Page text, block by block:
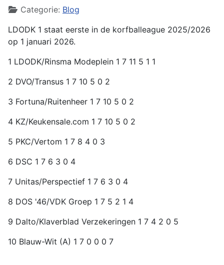
DetailsCategorie: Blog
LDODK 1 staat eerste in de korfballeague 2025/2026
op 1 januari 2026.
1 LDODK/Rinsma Modeplein 1 7 11 5 1 1
2 DVO/Transus 1 7 10 5 0 2
3 Fortuna/Ruitenheer 1 7 10 5 0 2
4 KZ/Keukensale.com 1 7 10 5 0 2
5 PKC/Vertom 1 7 8 4 0 3
6 DSC 1 7 6 3 0 4
7 Unitas/Perspectief 1 7 6 3 0 4
8 DOS '46/VDK Groep 1 7 5 2 1 4
9 Dalto/Klaverblad Verzekeringen 1 7 4 2 0 5
10 Blauw-Wit (A) 1 7 0 0 0 7